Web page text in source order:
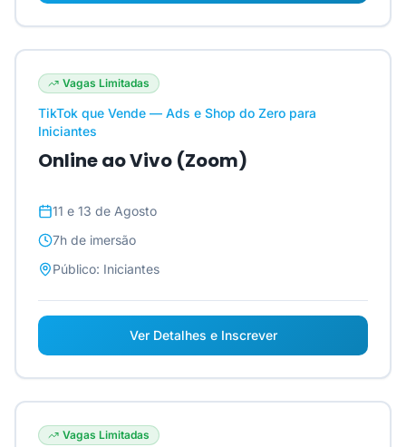
Vagas Limitadas
TikTok que Vende — Ads e Shop do Zero para
Iniciantes
Online ao Vivo (Zoom)
11 e 13 de Agosto
7h de imersão
Público: Iniciantes
Ver Detalhes e Inscrever
Vagas Limitadas